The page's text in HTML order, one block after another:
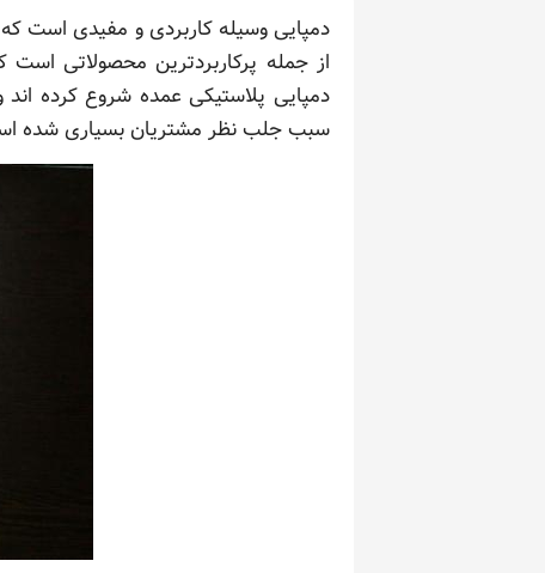
دمپایی وسیله کاربردی و مفیدی است
از جمله پرکاربردترین محصولاتی
دمپایی پلاستیکی عمده شروع کرده
سبب جلب نظر مشتریان بسیاری شده